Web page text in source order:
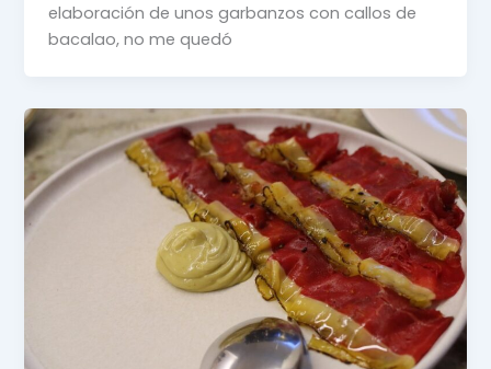
elaboración de unos garbanzos con callos de
bacalao, no me quedó